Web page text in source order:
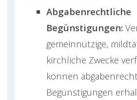
Abgabenrechtliche
Begünstigungen:
gemeinnützige,
kirchliche Zwecke
können
Begünstigungen